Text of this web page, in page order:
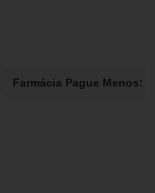
Farmácia Pague Menos: